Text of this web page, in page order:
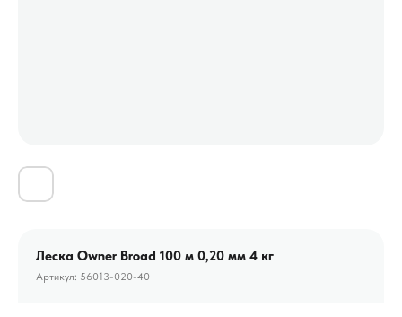
Леска Owner Broad 100 м 0,20 мм 4 кг
Артикул: 56013-020-40